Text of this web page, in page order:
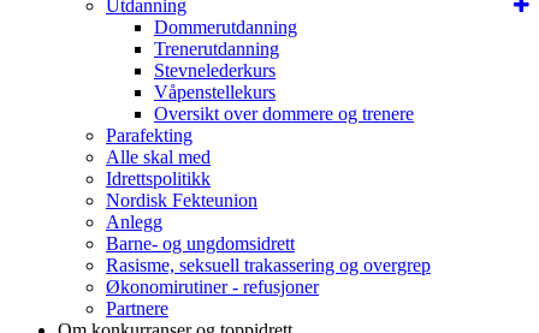
Utdanning
Dommerutdanning
Trenerutdanning
Stevnelederkurs
Våpenstellekurs
Oversikt over dommere og trenere
Parafekting
Alle skal med
Idrettspolitikk
Nordisk Fekteunion
Anlegg
Barne- og ungdomsidrett
Rasisme, seksuell trakassering og overgrep
Økonomirutiner - refusjoner
Partnere